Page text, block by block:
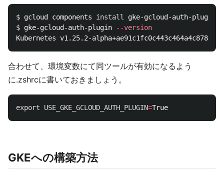
$ gcloud components install
$ gke-gcloud-auth-plugin --version
合わせて、環境変数にて同ツールが有効になるよう
に.zshrcに書いておきましょう。
export USE_GKE_GCLOUD_AUTH_PLUGIN=
GKEへの構築方法